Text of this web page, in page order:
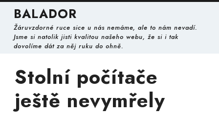
Skip
content
BALADOR
Žáruvzdorné ruce sice u nás nemáme, ale to nám nevadí.
Jsme si natolik jisti kvalitou našeho webu, že si i tak
dovolíme dát za něj ruku do ohně.
Stolní počítače
ještě nevymřely